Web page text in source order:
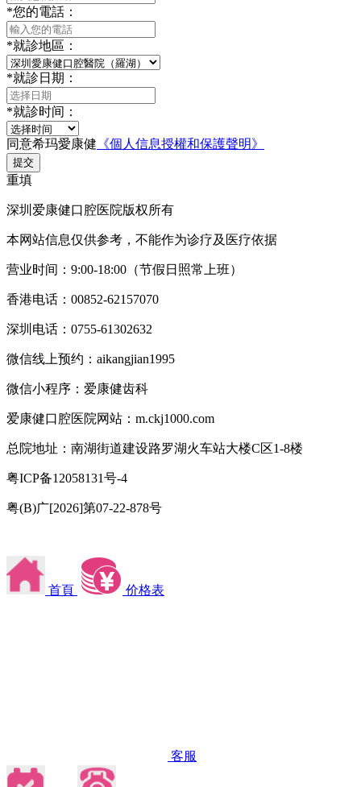
*您的電話：
*就診地區：
*就診日期：
*就診时间：
同意希玛愛康健 《個人信息授權和保護聲明》
提交
重填
深圳爱康健口腔医院版权所有
本网站信息仅供参考，不能作为诊疗及医疗依据
营业时间：9:00-18:00（节假日照常上班）
香港电话：00852-62157070
深圳电话：0755-61302632
微信线上预约：aikangjian1995
微信小程序：爱康健齿科
爱康健口腔医院网站：m.ckj1000.com
总院地址：南湖街道建设路罗湖火车站大楼C区1-8楼
粤ICP备12058131号-4
粤(B)广[2026]第07-22-878号
首頁 价格表
客服